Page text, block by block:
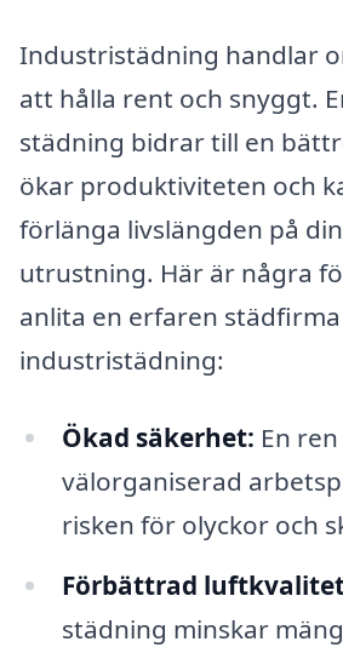
Industristädning handlar
att hålla rent och snyggt.
städning bidrar till en
ökar produktiviteten och
förlänga livslängden på
utrustning. Här är några
anlita en erfaren
industristädning:
Ökad säkerhet: En
välorganiserad
risken för olyckor och
Förbättrad
städning minskar